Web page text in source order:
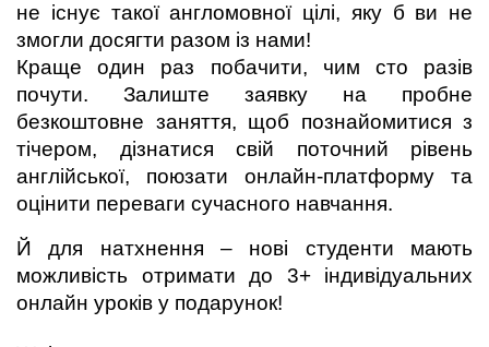
не існує такої англомовної цілі, яку б ви не
змогли досягти разом із нами!
Краще один раз побачити, чим сто разів
почути. Залиште заявку на пробне
безкоштовне заняття, щоб познайомитися з
тічером, дізнатися свій поточний рівень
англійської, поюзати онлайн-платформу та
оцінити переваги сучасного навчання.
Й для натхнення – нові студенти мають
можливість отримати до 3+ індивідуальних
онлайн уроків у подарунок!